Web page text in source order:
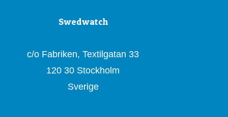
Swedwatch
c/o Fabriken, Textilgatan 33
120 30 Stockholm
Sverige